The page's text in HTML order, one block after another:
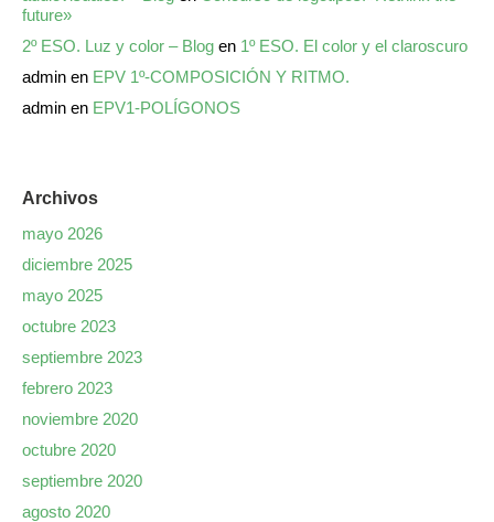
future»
2º ESO. Luz y color – Blog en 1º ESO. El color y el claroscuro
admin en EPV 1º-COMPOSICIÓN Y RITMO.
admin en EPV1-POLÍGONOS
Archivos
mayo 2026
diciembre 2025
mayo 2025
octubre 2023
septiembre 2023
febrero 2023
noviembre 2020
octubre 2020
septiembre 2020
agosto 2020